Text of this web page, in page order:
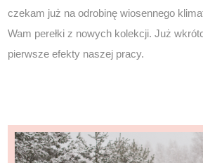
czekam już na odrobinę wiosennego
Wam perełki z nowych kolekcji. Już
pierwsze efekty naszej pracy.